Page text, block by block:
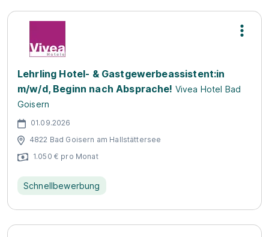
Lehrling Hotel- & Gastgewerbeassistent:in
m/w/d, Beginn nach Absprache! Vivea Hotel Bad
Goisern
01.09.2026
4822 Bad Goisern am Hallstättersee
1.050 € pro Monat
Schnellbewerbung